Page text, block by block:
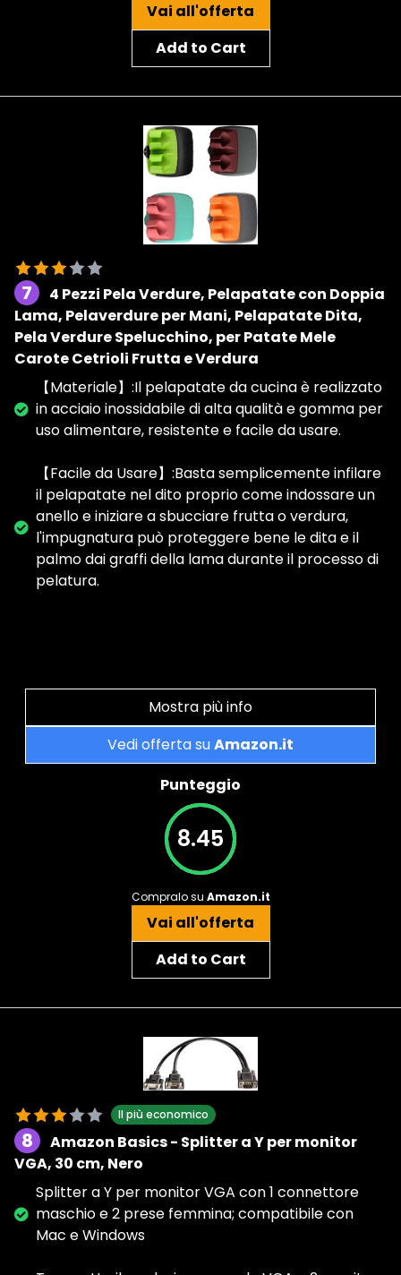
Vai all'offerta
Add to Cart
7
4 Pezzi Pela Verdure, Pelapatate con Doppia
Lama, Pelaverdure per Mani, Pelapatate Dita,
Pela Verdure Spelucchino, per Patate Mele
Carote Cetrioli Frutta e Verdura
【Materiale】:Il pelapatate da cucina è realizzato
in acciaio inossidabile di alta qualità e gomma per
uso alimentare, resistente e facile da usare.
【Facile da Usare】:Basta semplicemente infilare
il pelapatate nel dito proprio come indossare un
anello e iniziare a sbucciare frutta o verdura,
l'impugnatura può proteggere bene le dita e il
palmo dai graffi della lama durante il processo di
pelatura.
Mostra più info
Vedi offerta suAmazon.it
Punteggio
8.45
Compralo su Amazon.it
Vai all'offerta
Add to Cart
Il più economico
8
Amazon Basics - Splitter a Y per monitor
VGA, 30 cm, Nero
Splitter a Y per monitor VGA con 1 connettore
maschio e 2 prese femmina; compatibile con
Mac e Windows